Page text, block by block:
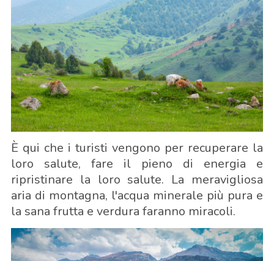
È qui che i turisti vengono per recuperare la
loro salute, fare il pieno di energia e
ripristinare la loro salute. La meravigliosa
aria di montagna, l'acqua minerale più pura e
la sana frutta e verdura faranno miracoli.